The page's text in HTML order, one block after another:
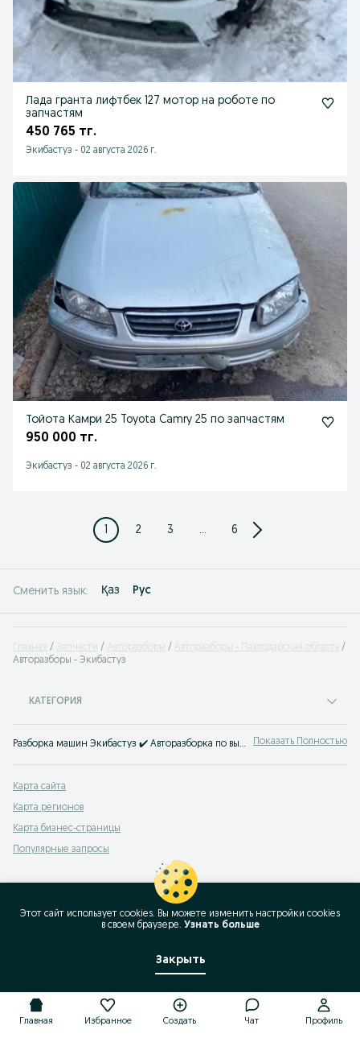
Лада гранта лифтбек 127 мотор на роботе по
запчастям
450 765 тг.
Экибастуз - 02 августа 2026 г.
Тойота Камри 25 Toyota Camry 25 по запчастям
950 000 тг.
Экибастуз - 02 августа 2026 г.
1 2 3 ... 6
Сменить язык: Қаз Рус
Главная Запчасти Авторазборы
Авторазборы - Павлодарская область
Авторазборы - Экибастуз
КАТЕГОРИЯ
Разборка машин Экибастуз ✔️ Авторазборка по выгодной цене ⭐ Сдать бу авто на шрот машины на OLX.kz! Показать Полностью
Карта сайта
Карта регионов
Карта бизнес-страницы
Популярные запросы
Главная Избранное Создать Чат Профиль
Этот сайт использует cookies. Вы можете изменить настройки cookies
в своeм браузере. Узнать больше
Закрыть